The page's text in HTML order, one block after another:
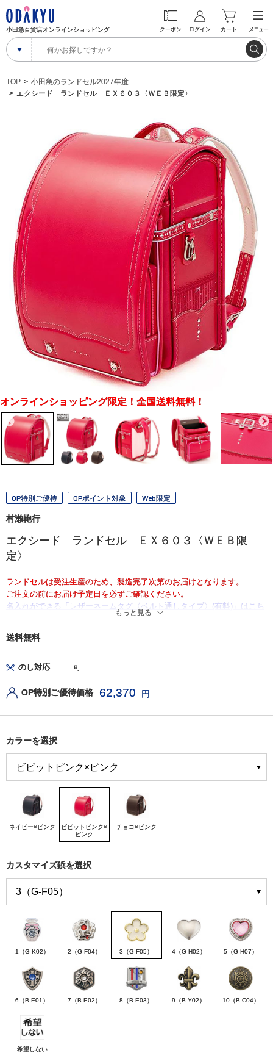
小田急百貨店オンラインショッピング クーポン ログイン カート メニュー
TOP
小田急のランドセル2027年度
エクシード ランドセル ＥＸ６０３〈ＷＥＢ限定〉
オンラインショッピング限定！全国送料無料！
OP特別ご優待 OPポイント対象 Web限定
村瀨鞄行
エクシード ランドセル ＥＸ６０３〈ＷＥＢ限
定〉
ランドセルは受注生産のため、製造完了次第のお届けとなります。
ご注文の前にお届け予定日を必ずご確認ください。
名入れができる「レザーネームタグ〈ベルト通しタイプ〉(有料)」はこち
もっと見る
送料無料
のし対応 可
OP特別ご優待価格 62,370 円
カラーを選択
ネイビー×ピンク
ビビットピンク×
ピンク
チョコ×ピンク
カスタマイズ鋲を選択
1（G-K02） 2（G-F04） 3（G-F05） 4（G-H02） 5（G-H07）
6（B-E01） 7（B-E02） 8（B-E03） 9（B-Y02） 10（B-C04）
希望しない